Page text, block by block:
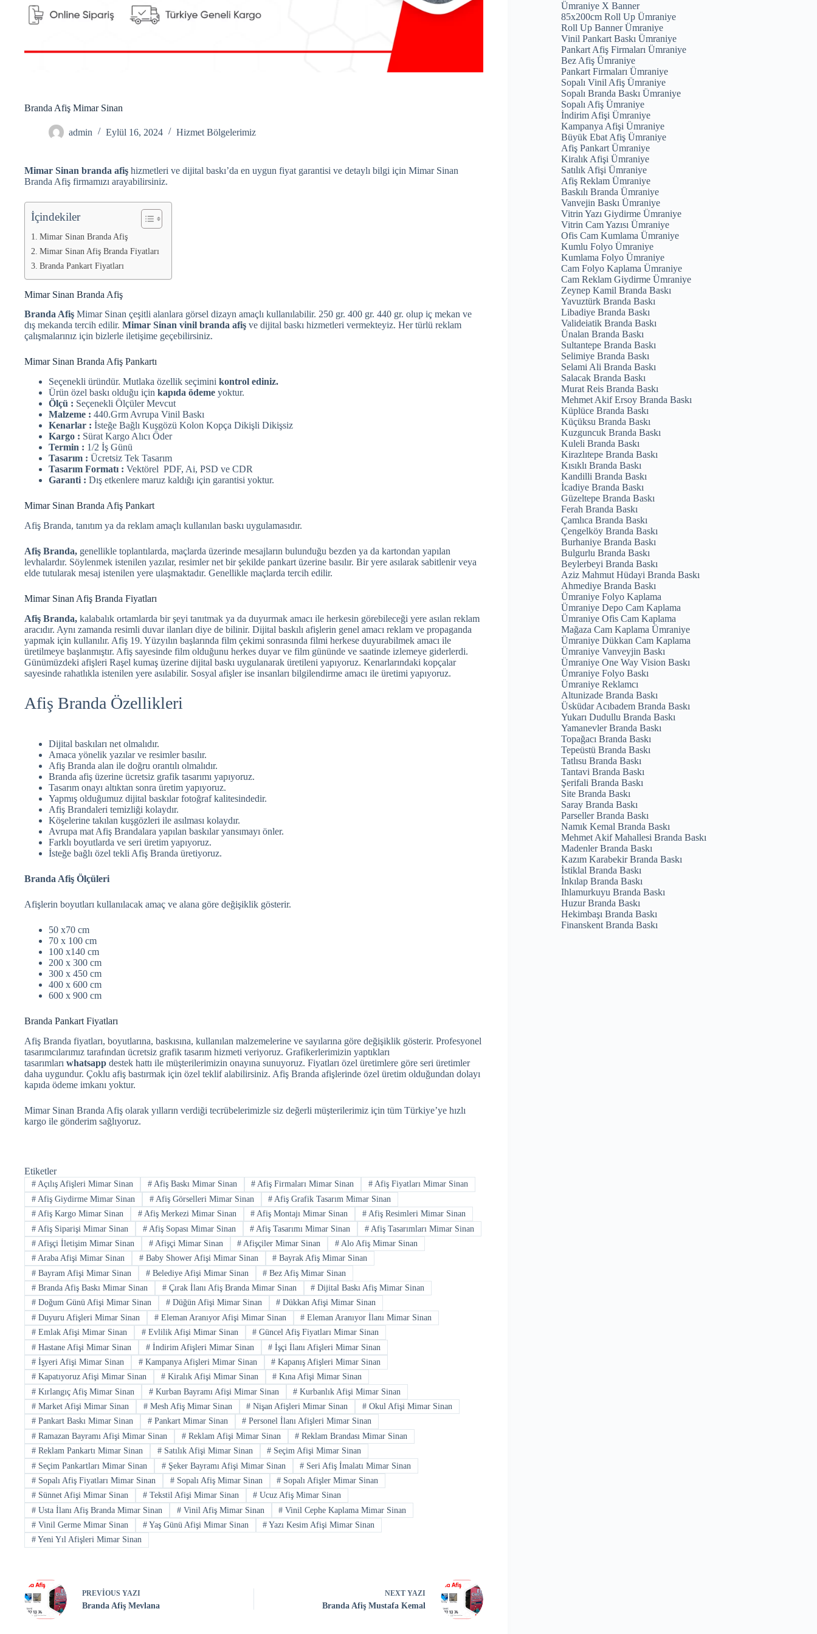
Branda Afiş Mimar Sinan
admin Eylül 16, 2024 Hizmet Bölgelerimiz
Mimar Sinan branda afiş hizmetleri ve dijital baskı’da en uygun fiyat garantisi ve detaylı bilgi için Mimar Sinan
Branda Afiş firmamızı arayabilirsiniz.
İçindekiler
Mimar Sinan Branda Afiş
Mimar Sinan Afiş Branda Fiyatları
Branda Pankart Fiyatları
Mimar Sinan Branda Afiş
Branda Afiş Mimar Sinan çeşitli alanlara görsel dizayn amaçlı kullanılabilir. 250 gr. 400 gr. 440 gr. olup iç mekan ve
dış mekanda tercih edilir. Mimar Sinan vinil branda afiş ve dijital baskı hizmetleri vermekteyiz. Her türlü reklam
çalışmalarınız için bizlerle iletişime geçebilirsiniz.
Mimar Sinan Branda Afiş Pankartı
Seçenekli üründür. Mutlaka özellik seçimini kontrol ediniz.
Ürün özel baskı olduğu için kapıda ödeme yoktur.
Ölçü : Seçenekli Ölçüler Mevcut
Malzeme : 440.Grm Avrupa Vinil Baskı
Kenarlar : İsteğe Bağlı Kuşgözü Kolon Kopça Dikişli Dikişsiz
Kargo : Sürat Kargo Alıcı Öder
Termin : 1/2 İş Günü
Tasarım : Ücretsiz Tek Tasarım
Tasarım Formatı : Vektörel PDF, Ai, PSD ve CDR
Garanti : Dış etkenlere maruz kaldığı için garantisi yoktur.
Mimar Sinan Branda Afiş Pankart
Afiş Branda, tanıtım ya da reklam amaçlı kullanılan baskı uygulamasıdır.
Afiş Branda, genellikle toplantılarda, maçlarda üzerinde mesajların bulunduğu bezden ya da kartondan yapılan
levhalardır. Söylenmek istenilen yazılar, resimler net bir şekilde pankart üzerine basılır. Bir yere asılarak sabitlenir veya
elde tutularak mesaj istenilen yere ulaşmaktadır. Genellikle maçlarda tercih edilir.
Mimar Sinan Afiş Branda Fiyatları
Afiş Branda, kalabalık ortamlarda bir şeyi tanıtmak ya da duyurmak amacı ile herkesin görebileceği yere asılan reklam
aracıdır. Aynı zamanda resimli duvar ilanları diye de bilinir. Dijital baskılı afişlerin genel amacı reklam ve propaganda
yapmak için kullanılır. Afiş 19. Yüzyılın başlarında film çekimi sonrasında filmi herkese duyurabilmek amacı ile
üretilmeye başlanmıştır. Afiş sayesinde film olduğunu herkes duyar ve film gününde ve saatinde izlemeye giderlerdi.
Günümüzdeki afişleri Raşel kumaş üzerine dijital baskı uygulanarak üretileni yapıyoruz. Kenarlarındaki kopçalar
sayesinde rahatlıkla istenilen yere asılabilir. Sosyal afişler ise insanları bilgilendirme amacı ile üretimi yapıyoruz.
Afiş Branda Özellikleri
Dijital baskıları net olmalıdır.
Amaca yönelik yazılar ve resimler basılır.
Afiş Branda alan ile doğru orantılı olmalıdır.
Branda afiş üzerine ücretsiz grafik tasarımı yapıyoruz.
Tasarım onayı altıktan sonra üretim yapıyoruz.
Yapmış olduğumuz dijital baskılar fotoğraf kalitesindedir.
Afiş Brandaleri temizliği kolaydır.
Köşelerine takılan kuşgözleri ile asılması kolaydır.
Avrupa mat Afiş Brandalara yapılan baskılar yansımayı önler.
Farklı boyutlarda ve seri üretim yapıyoruz.
İsteğe bağlı özel tekli Afiş Branda üretiyoruz.
Branda Afiş Ölçüleri
Afişlerin boyutları kullanılacak amaç ve alana göre değişiklik gösterir.
50 x70 cm
70 x 100 cm
100 x140 cm
200 x 300 cm
300 x 450 cm
400 x 600 cm
600 x 900 cm
Branda Pankart Fiyatları
Afiş Branda fiyatları, boyutlarına, baskısına, kullanılan malzemelerine ve sayılarına göre değişiklik gösterir. Profesyonel
tasarımcılarımız tarafından ücretsiz grafik tasarım hizmeti veriyoruz. Grafikerlerimizin yaptıkları
tasarımları whatsapp destek hattı ile müşterilerimizin onayına sunuyoruz. Fiyatları özel üretimlere göre seri üretimler
daha uygundur. Çoklu afiş bastırmak için özel teklif alabilirsiniz. Afiş Branda afişlerinde özel üretim olduğundan dolayı
kapıda ödeme imkanı yoktur.
Mimar Sinan Branda Afiş olarak yılların verdiği tecrübelerimizle siz değerli müşterilerimiz için tüm Türkiye’ye hızlı
kargo ile gönderim sağlıyoruz.
Etiketler
#Açılış Afişleri Mimar Sinan #Afiş Baskı Mimar Sinan # Afiş Firmaları Mimar Sinan # Afiş Fiyatları Mimar Sinan
#Afiş Giydirme Mimar Sinan #Afiş Görselleri Mimar Sinan # Afiş Grafik Tasarım Mimar Sinan
#Afiş Kargo Mimar Sinan #Afiş Merkezi Mimar Sinan # Afiş Montajı Mimar Sinan # Afiş Resimleri Mimar Sinan
#Afiş Siparişi Mimar Sinan #Afiş Sopası Mimar Sinan # Afiş Tasarımı Mimar Sinan # Afiş Tasarımları Mimar Sinan
#Afişçi İletişim Mimar Sinan #Afişçi Mimar Sinan # Afişçiler Mimar Sinan # Alo Afiş Mimar Sinan
#Araba Afişi Mimar Sinan #Baby Shower Afişi Mimar Sinan # Bayrak Afiş Mimar Sinan
#Bayram Afişi Mimar Sinan #Belediye Afişi Mimar Sinan # Bez Afiş Mimar Sinan
#Branda Afiş Baskı Mimar Sinan #Çırak İlanı Afiş Branda Mimar Sinan # Dijital Baskı Afiş Mimar Sinan
#Doğum Günü Afişi Mimar Sinan #Düğün Afişi Mimar Sinan # Dükkan Afişi Mimar Sinan
#Duyuru Afişleri Mimar Sinan #Eleman Aranıyor Afişi Mimar Sinan # Eleman Aranıyor İlanı Mimar Sinan
#Emlak Afişi Mimar Sinan #Evlilik Afişi Mimar Sinan # Güncel Afiş Fiyatları Mimar Sinan
#Hastane Afişi Mimar Sinan #İndirim Afişleri Mimar Sinan # İşçi İlanı Afişleri Mimar Sinan
#İşyeri Afişi Mimar Sinan #Kampanya Afişleri Mimar Sinan # Kapanış Afişleri Mimar Sinan
#Kapatıyoruz Afişi Mimar Sinan #Kiralık Afişi Mimar Sinan # Kına Afişi Mimar Sinan
#Kırlangıç Afiş Mimar Sinan #Kurban Bayramı Afişi Mimar Sinan # Kurbanlık Afişi Mimar Sinan
#Market Afişi Mimar Sinan #Mesh Afiş Mimar Sinan # Nişan Afişleri Mimar Sinan # Okul Afişi Mimar Sinan
#Pankart Baskı Mimar Sinan #Pankart Mimar Sinan # Personel İlanı Afişleri Mimar Sinan
#Ramazan Bayramı Afişi Mimar Sinan #Reklam Afişi Mimar Sinan # Reklam Brandası Mimar Sinan
#Reklam Pankartı Mimar Sinan #Satılık Afişi Mimar Sinan # Seçim Afişi Mimar Sinan
#Seçim Pankartları Mimar Sinan #Şeker Bayramı Afişi Mimar Sinan # Seri Afiş İmalatı Mimar Sinan
#Sopalı Afiş Fiyatları Mimar Sinan #Sopalı Afiş Mimar Sinan # Sopalı Afişler Mimar Sinan
#Sünnet Afişi Mimar Sinan #Tekstil Afişi Mimar Sinan # Ucuz Afiş Mimar Sinan
#Usta İlanı Afiş Branda Mimar Sinan #Vinil Afiş Mimar Sinan # Vinil Cephe Kaplama Mimar Sinan
#Vinil Germe Mimar Sinan #Yaş Günü Afişi Mimar Sinan # Yazı Kesim Afişi Mimar Sinan
#Yeni Yıl Afişleri Mimar Sinan
PREVIOUS YAZI
Branda Afiş Mevlana
NEXT YAZI
Branda Afiş Mustafa Kemal
Ümraniye X Banner
85x200cm Roll Up Ümraniye
Roll Up Banner Ümraniye
Vinil Pankart Baskı Ümraniye
Pankart Afiş Firmaları Ümraniye
Bez Afiş Ümraniye
Pankart Firmaları Ümraniye
Sopalı Vinil Afiş Ümraniye
Sopalı Branda Baskı Ümraniye
Sopalı Afiş Ümraniye
İndirim Afişi Ümraniye
Kampanya Afişi Ümraniye
Büyük Ebat Afiş Ümraniye
Afiş Pankart Ümraniye
Kiralık Afişi Ümraniye
Satılık Afişi Ümraniye
Afiş Reklam Ümraniye
Baskılı Branda Ümraniye
Vanvejin Baskı Ümraniye
Vitrin Yazı Giydirme Ümraniye
Vitrin Cam Yazısı Ümraniye
Ofis Cam Kumlama Ümraniye
Kumlu Folyo Ümraniye
Kumlama Folyo Ümraniye
Cam Folyo Kaplama Ümraniye
Cam Reklam Giydirme Ümraniye
Zeynep Kamil Branda Baskı
Yavuztürk Branda Baskı
Libadiye Branda Baskı
Valideiatik Branda Baskı
Ünalan Branda Baskı
Sultantepe Branda Baskı
Selimiye Branda Baskı
Selami Ali Branda Baskı
Salacak Branda Baskı
Murat Reis Branda Baskı
Mehmet Akif Ersoy Branda Baskı
Küplüce Branda Baskı
Küçüksu Branda Baskı
Kuzguncuk Branda Baskı
Kuleli Branda Baskı
Kirazlıtepe Branda Baskı
Kısıklı Branda Baskı
Kandilli Branda Baskı
İcadiye Branda Baskı
Güzeltepe Branda Baskı
Ferah Branda Baskı
Çamlıca Branda Baskı
Çengelköy Branda Baskı
Burhaniye Branda Baskı
Bulgurlu Branda Baskı
Beylerbeyi Branda Baskı
Aziz Mahmut Hüdayi Branda Baskı
Ahmediye Branda Baskı
Ümraniye Folyo Kaplama
Ümraniye Depo Cam Kaplama
Ümraniye Ofis Cam Kaplama
Mağaza Cam Kaplama Ümraniye
Ümraniye Dükkan Cam Kaplama
Ümraniye Vanveyjin Baskı
Ümraniye One Way Vision Baskı
Ümraniye Folyo Baskı
Ümraniye Reklamcı
Altunizade Branda Baskı
Üsküdar Acıbadem Branda Baskı
Yukarı Dudullu Branda Baskı
Yamanevler Branda Baskı
Topağacı Branda Baskı
Tepeüstü Branda Baskı
Tatlısu Branda Baskı
Tantavi Branda Baskı
Şerifali Branda Baskı
Site Branda Baskı
Saray Branda Baskı
Parseller Branda Baskı
Namık Kemal Branda Baskı
Mehmet Akif Mahallesi Branda Baskı
Madenler Branda Baskı
Kazım Karabekir Branda Baskı
İstiklal Branda Baskı
İnkılap Branda Baskı
Ihlamurkuyu Branda Baskı
Huzur Branda Baskı
Hekimbaşı Branda Baskı
Finanskent Branda Baskı